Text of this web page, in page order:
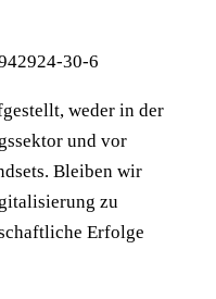
30-6
weder in der
und vor
Bleiben wir
zu
Erfolge